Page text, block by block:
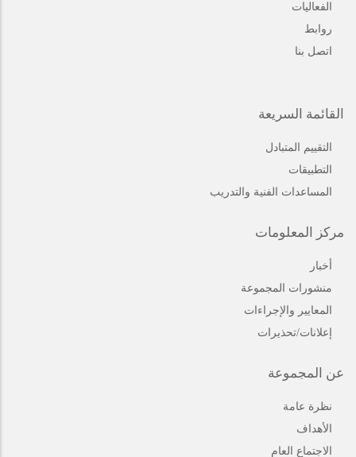
الفعاليات
روابط
اتصل بنا
القائمة السريعة
التقييم المتبادل
التطبيقات
المساعدات الفنية والتدريب
مركز المعلومات
أخبار
منشورات المجموعة
المعايير والإجراءات
إعلانات/تحذيرات
عن المجموعة
نظرة عامة
الأهداف
الاجتماع العام